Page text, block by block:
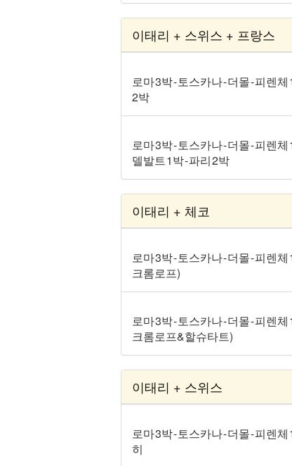
이태리 + 스위스 + 프랑스
로마 3박 - 토스카나 - 더몰 - 피렌
2박
로마 3박 - 토스카나 - 더몰 - 피렌
델발트 1박 - 파리 2박
이태리 + 체코
로마 3박 - 토스카나 - 더몰 - 피렌
크롬로프)
로마 3박 - 토스카나 - 더몰 - 피렌
크롬로프&할슈타트)
이태리 + 스위스
로마 3박 - 토스카나 - 더몰 - 피렌
히